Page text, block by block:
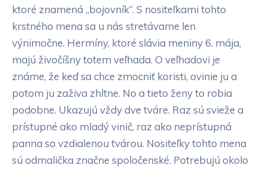
ktoré znamená „bojovník“. S nositeľkami tohto
krstného mena sa u nás stretávame len
výnimočne. Hermíny, ktoré slávia meniny 6. mája,
majú živočíšny totem veľhada. O veľhadovi je
známe, že keď sa chce zmocniť koristi, ovinie ju a
potom ju zaživa zhltne. No a tieto ženy to robia
podobne. Ukazujú vždy dve tváre. Raz sú svieže a
prístupné ako mladý vinič, raz ako neprístupná
panna so vzdialenou tvárou. Nositeľky tohto mena
sú odmalička značne spoločenské. Potrebujú okolo